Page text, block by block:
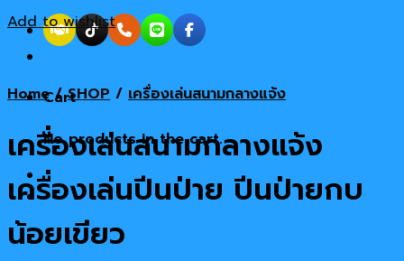
Cart
No products in the cart.
Add to wishlist
Home / SHOP / เครื่องเล่นสนามกลางแจ้ง
เครื่องเล่นสนามกลางแจ้ง
เครื่องเล่นปีนป่าย ปีนป่ายกบ
น้อยเขียว